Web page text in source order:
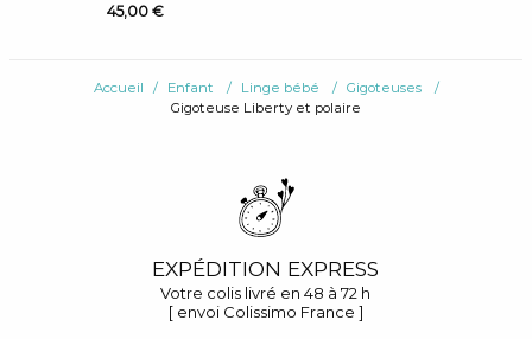
45,00 €
Accueil Enfant Linge bébé
Gigoteuses
Gigoteuse Liberty et polaire
EXPÉDITION EXPRESS
Votre colis livré en 48 à 72 h
[ envoi Colissimo France ]